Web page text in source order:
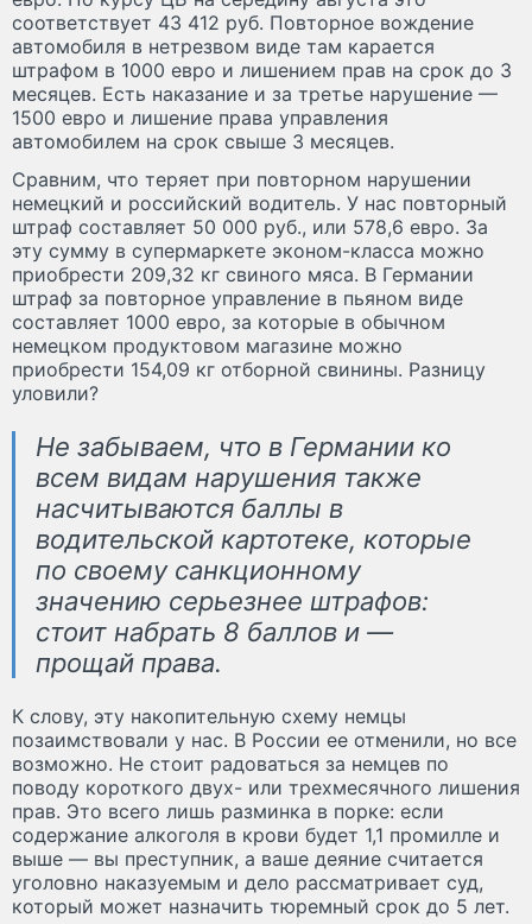
соответствует 43 412 руб. Повторное вождение
автомобиля в нетрезвом виде там карается
штрафом в 1000 евро и лишением прав на срок до 3
месяцев. Есть наказание и за третье нарушение —
1500 евро и лишение права управления
автомобилем на срок свыше 3 месяцев.
Сравним, что теряет при повторном нарушении
немецкий и российский водитель. У нас повторный
штраф составляет 50 000 руб., или 578,6 евро. За
эту сумму в супермаркете эконом-класса можно
приобрести 209,32 кг свиного мяса. В Германии
штраф за повторное управление в пьяном виде
составляет 1000 евро, за которые в обычном
немецком продуктовом магазине можно
приобрести 154,09 кг отборной свинины. Разницу
уловили?
Не забываем, что в Германии ко
всем видам нарушения также
насчитываются баллы в
водительской картотеке, которые
по своему санкционному
значению серьезнее штрафов:
стоит набрать 8 баллов и —
прощай права.
К слову, эту накопительную схему немцы
позаимствовали у нас. В России ее отменили, но все
возможно. Не стоит радоваться за немцев по
поводу короткого двух- или трехмесячного лишения
прав. Это всего лишь разминка в порке: если
содержание алкоголя в крови будет 1,1 промилле и
выше — вы преступник, а ваше деяние считается
уголовно наказуемым и дело рассматривает суд,
который может назначить тюремный срок до 5 лет.